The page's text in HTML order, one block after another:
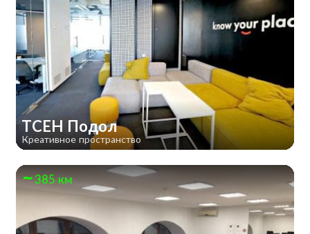
TCEH Подол
Креативное пространство
385 км